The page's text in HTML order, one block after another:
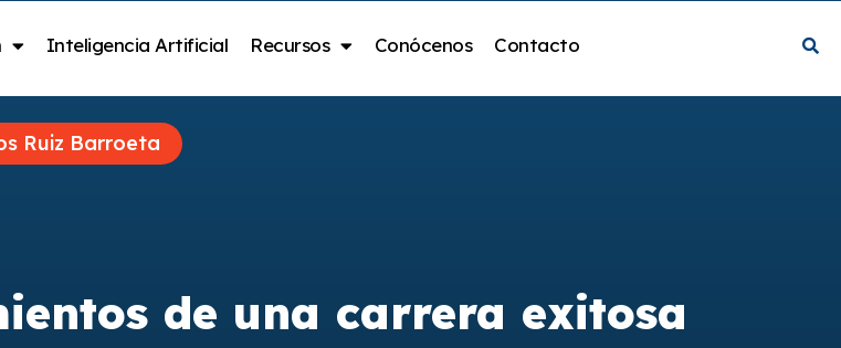
Inteligencia Artificial Recursos Conócenos Contacto
Ruiz Barroeta
de una carrera exitosa